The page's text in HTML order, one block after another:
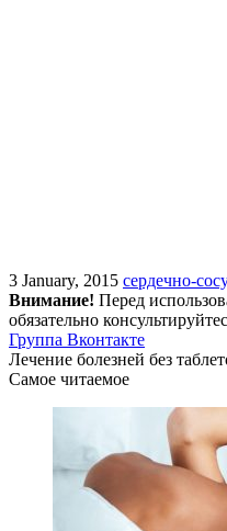
3 January, 2015 сердечно-
Внимание! Перед
обязательно
Группа Вконтакте
Лечение болезней без
Самое читаемое